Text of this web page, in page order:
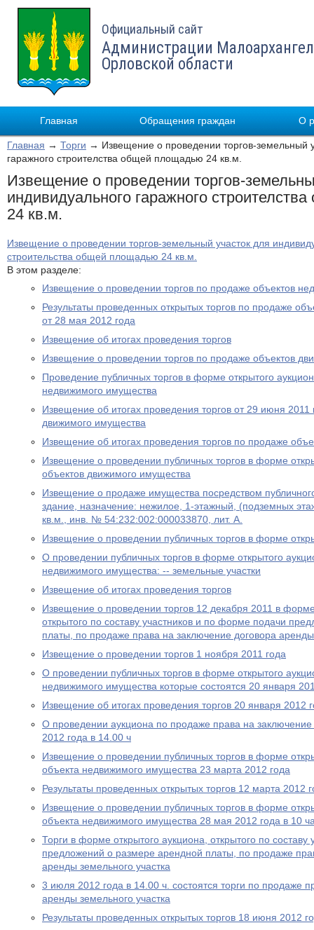
Официальный сайт
Администрации
Орловской области
Главная Обращения граждан О
Главная → Торги → Извещение о проведении торгов-земельный
гаражного строителства общей площадью 24 кв.м.
Извещение о проведении торгов-
индивидуального гаражного
24 кв.м.
Извещение о проведении торгов-земельный участок для
строительства общей площадью 24 кв.м.
В этом разделе:
Извещение о проведении торгов по продаже объектов
Результаты проведенных открытых торгов по продаже
от 28 мая 2012 года
Извещение об итогах проведения торгов
Извещение о проведении торгов по продаже объектов
Проведение публичных торгов в форме открытого
недвижимого имущества
Извещение об итогах проведения торгов от 29 июня 2011
движимого имущества
Извещение об итогах проведения торгов по продаже
Извещение о проведении публичных торгов в форме
объектов движимого имущества
Извещение о продаже имущества посредством
здание, назначение: нежилое, 1-этажный, (подземных
кв.м., инв. № 54:232:002:000033870, лит. А.
Извещение о проведении публичных торгов в форме
О проведении публичных торгов в форме открытого
недвижимого имущества: -- земельные участки
Извещение об итогах проведения торгов
Извещение о проведении торгов 12 декабря 2011 в
открытого по составу участников и по форме подачи
платы, по продаже права на заключение договора аренды
Извещение о проведении торгов 1 ноября 2011 года
О проведении публичных торгов в форме открытого
недвижимого имущества которые состоятся 20 января
Извещение об итогах проведения торгов 20 января 2012
О проведении аукциона по продаже права на
2012 года в 14.00 ч
Извещение о проведении публичных торгов в форме
объекта недвижимого имущества 23 марта 2012 года
Результаты проведенных открытых торгов 12 марта 2012
Извещение о проведении публичных торгов в форме
объекта недвижимого имущества 28 мая 2012 года в 10
Торги в форме открытого аукциона, открытого по
предложений о размере арендной платы, по продаже
аренды земельного участка
3 июля 2012 года в 14.00 ч. состоятся торги по продаже
аренды земельного участка
Результаты проведенных открытых торгов 18 июня 2012